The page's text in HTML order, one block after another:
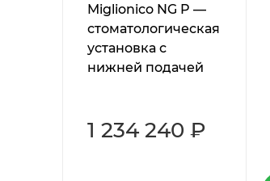
Miglionico NG P —
стоматологическая
установка с
нижней подачей
1 234 240 ₽